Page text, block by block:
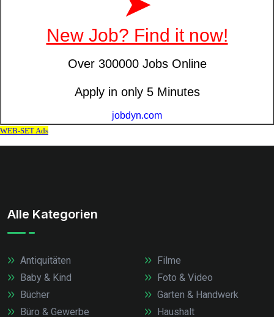
Alle Kategorien
Antiquitäten
Baby & Kind
Bücher
Büro & Gewerbe
Filme
Foto & Video
Garten & Handwerk
Haushalt